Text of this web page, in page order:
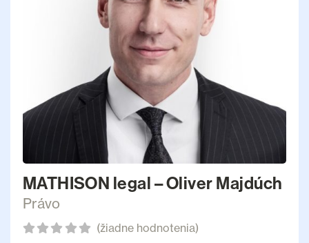
MATHISON legal – Oliver Majdúch
Právo
(žiadne hodnotenia)